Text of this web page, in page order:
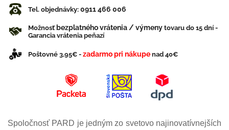
Tel. objednávky: 0911 466 006
Možnosťbezplatného vrátenia / výmeny tovaru do 15 dní -
Garancia vrátenia peňazí
Poštovné 3,95€ - zadarmo pri nákupe nad 40€
Spoločnosť PARD je jedným zo svetovo najinovatívnejších